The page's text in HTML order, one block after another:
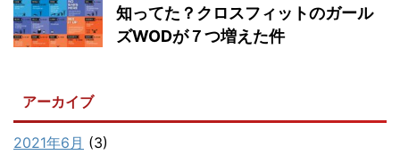
知ってた？クロスフィットのガール
ズWODが７つ増えた件
アーカイブ
2021年6月 (3)